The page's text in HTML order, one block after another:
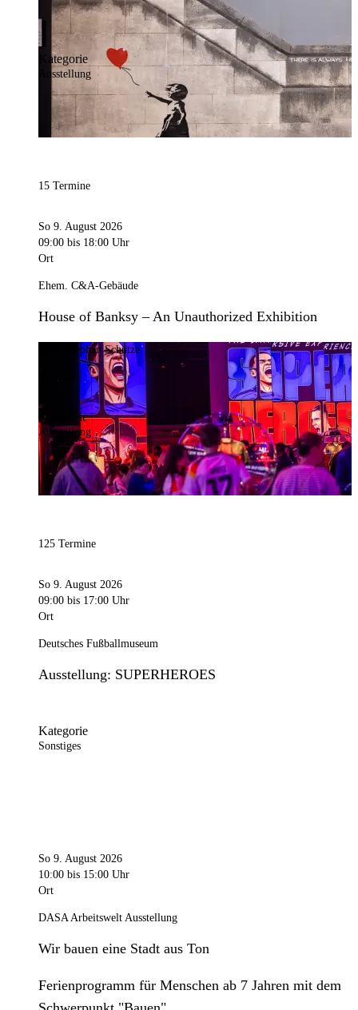
Kategorie
Ausstellung
15 Termine
So 9. August 2026
09:00 bis 18:00 Uhr
Ort
Ehem. C&A-Gebäude
House of Banksy – An Unauthorized Exhibition
Stephan Schütze
Kategorie
Ausstellung
125 Termine
So 9. August 2026
09:00 bis 17:00 Uhr
Ort
Deutsches Fußballmuseum
Ausstellung: SUPERHEROES
Kategorie
Sonstiges
So 9. August 2026
10:00 bis 15:00 Uhr
Ort
DASA Arbeitswelt Ausstellung
Wir bauen eine Stadt aus Ton
Ferienprogramm für Menschen ab 7 Jahren mit dem